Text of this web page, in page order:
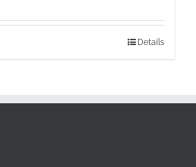
79,99 zł.
Details